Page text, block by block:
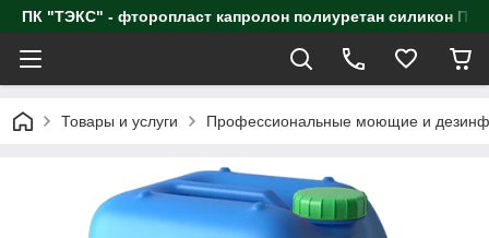
ПК "ТЭКС" - фторопласт капролон полиуретан
Товары и услуги Профессиональные моющие и